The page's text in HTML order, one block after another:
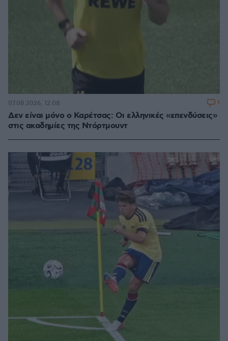
Δεν είναι μόνο ο Καρέτσας: Οι ελληνικές «επενδύσεις»
στις ακαδημίες της Ντόρτμουντ
07.08.2026, 12:08 1